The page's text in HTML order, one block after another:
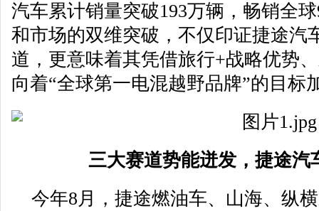
汽车累计销量突破193万辆，畅销全
和市场的双维突破，不仅印证捷途汽
道，更意味着其凭借旅行+战略优势
向着“全球第一电混越野品牌”的目标
三大赛道势能迸发，捷途汽
今年8月，捷途燃油车、山海、纵